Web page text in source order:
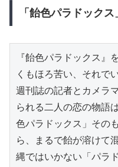
「飴色パラドック
『飴色パラドックス』
くもほろ苦い、それで
週刊誌の記者とカメラ
られる二人の恋の物語
色パラドックス」その
ら、まるで飴が溶けて
縄ではいかない「パラ